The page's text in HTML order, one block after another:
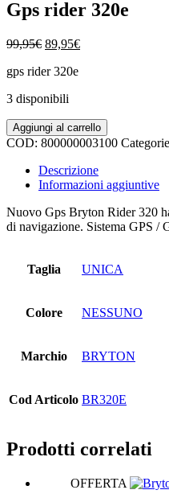
Gps rider 320e
99,95€ Il
originale
99,95€.
89,95€Il
gps rider 320e
3 disponibili
Gps
rider
quantità
Aggiungi al carrello
COD: 800000003100
Descrizione
Informazioni aggiuntive
Nuovo Gps Bryton Rider 320
di navigazione. Sistema GPS /
Taglia UNICA
Colore NESSUNO
Marchio BRYTON
Cod Articolo BR320E
Prodotti correlati
OFFERTA